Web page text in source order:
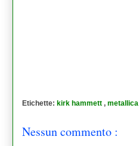
Etichette: kirk hammett , metallica
Nessun commento :